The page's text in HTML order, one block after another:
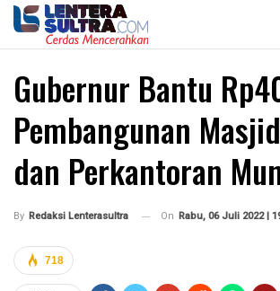
Gubernur Bantu
Pembangunan
dan Perkantoran
By Redaksi Lenterasultra On Rabu, 06 Juli 2022 |
718